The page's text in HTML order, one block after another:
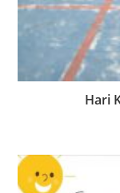
Hari